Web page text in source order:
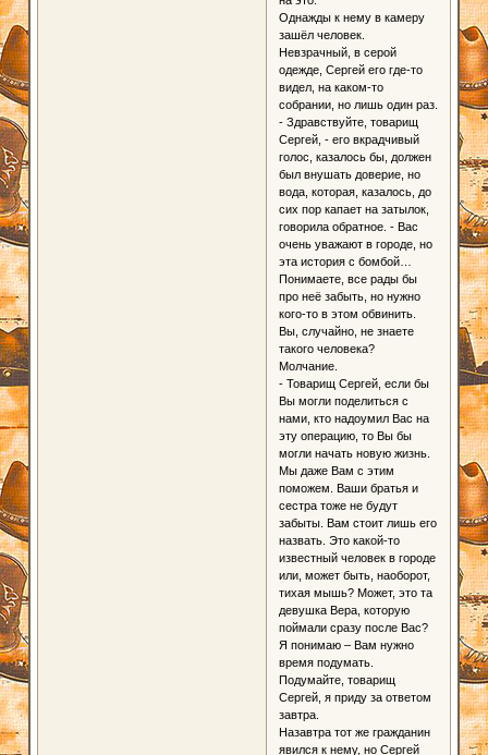
Однажды к нему в камеру
зашёл человек.
Невзрачный, в серой
одежде, Сергей его где-то
видел, на каком-то
собрании, но лишь один раз.
- Здравствуйте, товарищ
Сергей, - его вкрадчивый
голос, казалось бы, должен
был внушать доверие, но
вода, которая, казалось, до
сих пор капает на затылок,
говорила обратное. - Вас
очень уважают в городе, но
эта история с бомбой…
Понимаете, все рады бы
про неё забыть, но нужно
кого-то в этом обвинить.
Вы, случайно, не знаете
такого человека?
Молчание.
- Товарищ Сергей, если бы
Вы могли поделиться с
нами, кто надоумил Вас на
эту операцию, то Вы бы
могли начать новую жизнь.
Мы даже Вам с этим
поможем. Ваши братья и
сестра тоже не будут
забыты. Вам стоит лишь его
назвать. Это какой-то
известный человек в городе
или, может быть, наоборот,
тихая мышь? Может, это та
девушка Вера, которую
поймали сразу после Вас?
Я понимаю – Вам нужно
время подумать.
Подумайте, товарищ
Сергей, я приду за ответом
завтра.
Назавтра тот же гражданин
явился к нему, но Сергей